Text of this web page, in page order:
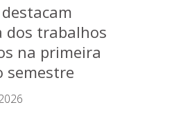
dos trabalhos
na primeira
semestre